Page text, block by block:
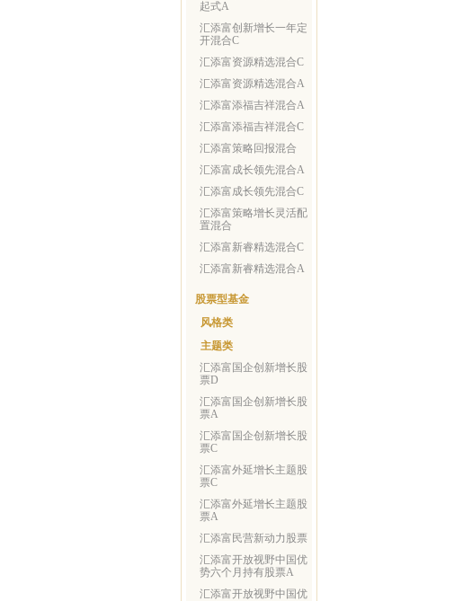
起式A
汇添富创新增长一年定
开混合C
汇添富资源精选混合C
汇添富资源精选混合A
汇添富添福吉祥混合A
汇添富添福吉祥混合C
汇添富策略回报混合
汇添富成长领先混合A
汇添富成长领先混合C
汇添富策略增长灵活配
置混合
汇添富新睿精选混合C
汇添富新睿精选混合A
股票型基金
风格类
主题类
汇添富国企创新增长股
票D
汇添富国企创新增长股
票A
汇添富国企创新增长股
票C
汇添富外延增长主题股
票C
汇添富外延增长主题股
票A
汇添富民营新动力股票
汇添富开放视野中国优
势六个月持有股票A
汇添富开放视野中国优